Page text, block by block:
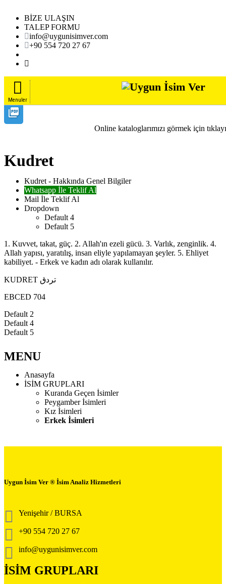
BİZE ULAŞIN
TALEP FORMU
info@uygunisimver.com
+90 554 720 27 67
Menuler
picture_as_pdf
Online kataloglarımızı görmek için
Kudret
Kudret - Hakkında Genel Bilgiler
Whatsapp İle Teklif Al
Mail İle Teklif Al
Dropdown
Default 4
Default 5
1. Kuvvet, takat, güç. 2. Allah'ın ezeli gücü. 3. Varlık, zenginlik. 4.
Allah yapısı, yaratılış, insan eliyle yapılamayan şeyler. 5. Ehliyet
kabiliyet. - Erkek ve kadın adı olarak kullanılır.
KUDRET تردق
EBCED 704
Default 2
Default 4
Default 5
MENU
Anasayfa
İSİM GRUPLARI
Kuranda Geçen İsimler
Peygamber İsimleri
Kız İsimleri
Erkek İsimleri
Uygun İsim Ver ® İsim Analiz Hizmetleri
Yenişehir / BURSA
+90 554 720 27 67
info@uygunisimver.com
İSİM GRUPLARI